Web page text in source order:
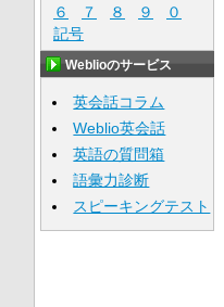
６
７ ８ ９
０
記号
Weblioのサービス
英会話コラム
Weblio英会話
英語の質問箱
語彙力診断
スピーキングテスト